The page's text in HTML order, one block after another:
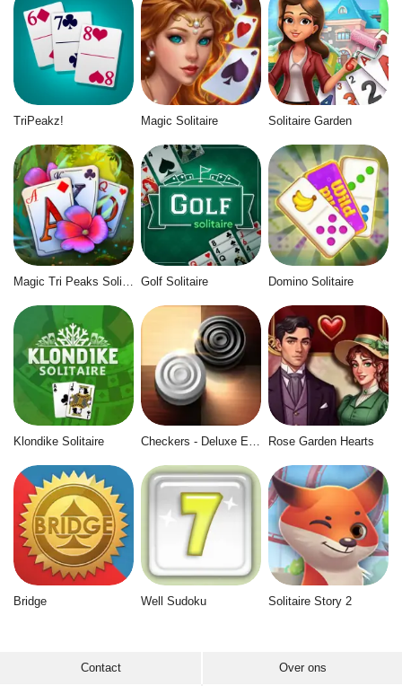
TriPeakz! Magic Solitaire Solitaire Garden
Golf Solitaire Domino Solitaire
Klondike Solitaire Rose Garden Hearts
Bridge Well Sudoku Solitaire Story 2
Contact Over ons